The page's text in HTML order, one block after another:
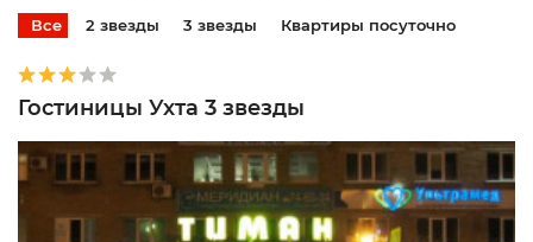
Все 2 звезды 3 звезды Квартиры посуточно
Гостиницы Ухта 3 звезды